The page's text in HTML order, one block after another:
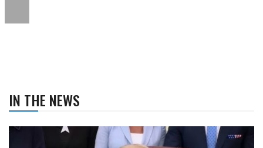
IN THE NEWS